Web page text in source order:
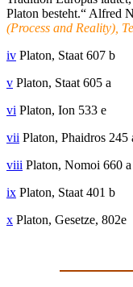
Platon besteht.“ Alfred
(Process and Reality),
iv Platon, Staat 607 b
v Platon, Staat 605 a
vi Platon, Ion 533 e
vii Platon, Phaidros 245
viii Platon, Nomoi 660 a
ix Platon, Staat 401 b
x Platon, Gesetze, 802e